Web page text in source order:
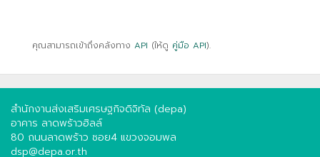
คุณสามารถเข้าถึงคลังทาง API (ให้ดู คู่มือ API).
สำนักงานส่งเสริมเศรษฐกิจดิจิทัล (depa)
อาคาร ลาดพร้าวฮิลล์
80 ถนนลาดพร้าว ซอย4 แขวงจอมพล
dsp@depa.or.th